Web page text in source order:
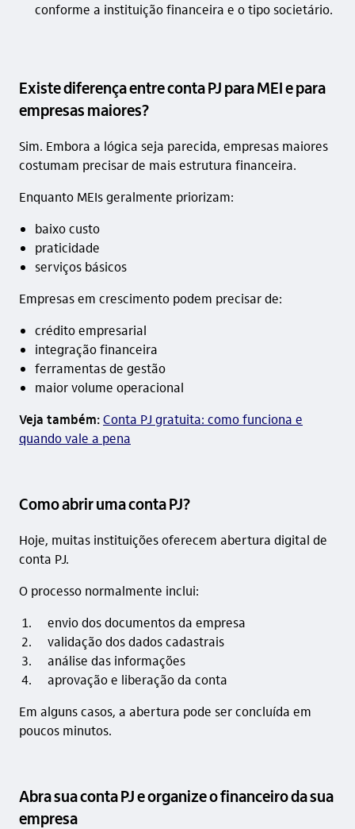
conforme a instituição financeira e o tipo societário.
Existe diferença entre conta PJ para MEI e para
empresas maiores?
Sim. Embora a lógica seja parecida, empresas maiores
costumam precisar de mais estrutura financeira.
Enquanto MEIs geralmente priorizam:
baixo custo
praticidade
serviços básicos
Empresas em crescimento podem precisar de:
crédito empresarial
integração financeira
ferramentas de gestão
maior volume operacional
Veja também:Conta PJ gratuita: como funciona e
quando vale a pena
Como abrir uma conta PJ?
Hoje, muitas instituições oferecem abertura digital de
conta PJ.
O processo normalmente inclui:
envio dos documentos da empresa
validação dos dados cadastrais
análise das informações
aprovação e liberação da conta
Em alguns casos, a abertura pode ser concluída em
poucos minutos.
Abra sua conta PJ e organize o financeiro da sua
empresa